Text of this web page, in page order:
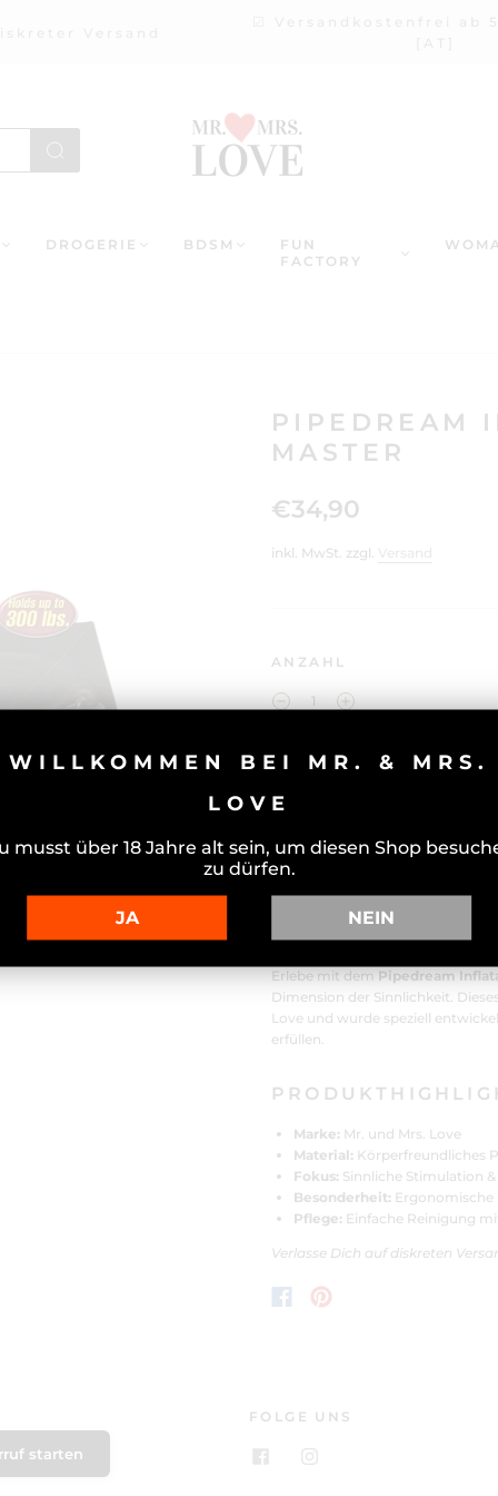
DROGERIE BDSM
FUN
FACTORY
PIPEDREAM
MASTER
€34,90
inkl. MwSt. zzgl.
ANZAHL
POSITION
Erlebe mit dem Pipedream
Dimension der Sinnlichkeit.
Love und wurde speziell
erfüllen.
Marke: Mr. und Mrs. Love
Material: Körperfreundliches
Fokus: Sinnliche Stimulation
Besonderheit:
Pflege: Einfache Reinigung
Verlasse Dich auf diskreten
starten
FOLGE UNS
WILLKOMMEN BEI MR. & MRS.
LOVE
musst über 18 Jahre alt sein, um diesen Shop
zu dürfen.
JA NEIN